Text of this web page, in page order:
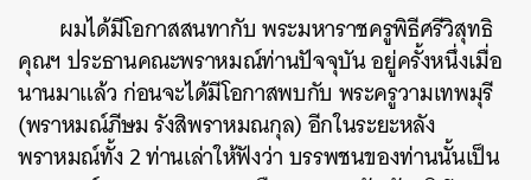
ผมได้มีโอกาสสนทากับพระมหาราชครูพิธีศรีวิสุทธิ
คุณฯ ประธานคณะพราหมณ์ท่านปัจจุบันอยู่ครั้งหนึ่งเมื่อ
นานมาแล้ว ก่อนจะได้มีโอกาสพบกับ พระครูวามเทพมุรี
(พราหมณ์ภีษม รังสิพราหมณกุล)อีกในระยะหลัง
พราหมณ์ทั้ง 2 ท่านเล่าให้ฟังว่า บรรพชนของท่านนั้นเป็น